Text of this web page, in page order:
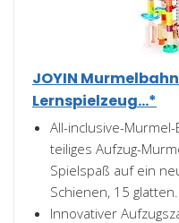
JOYIN
Lernspielzeug...*
All-inclusive-
teiliges Aufzug-
Spielspaß auf ein
Schienen, 15 glatten...
Innovativer